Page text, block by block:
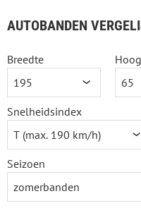
AUTOBANDEN
Breedte
Snelheidsindex
Seizoen